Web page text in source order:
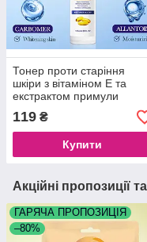
Тонер проти старіння
шкіри з вітаміном Е та
екстрактом примули
вечірньої Sadoer Vitamin
E, 120 мл
119 ₴
Купити
Акційні пропозиції
ГАРЯЧА ПРОПОЗИЦІЯ
–80%